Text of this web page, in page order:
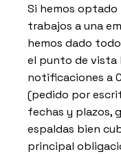
Si hemos
trabajos a una
hemos dado
el punto de vista
notificaciones a
(pedido por
fechas y plazos,
espaldas bien
principal